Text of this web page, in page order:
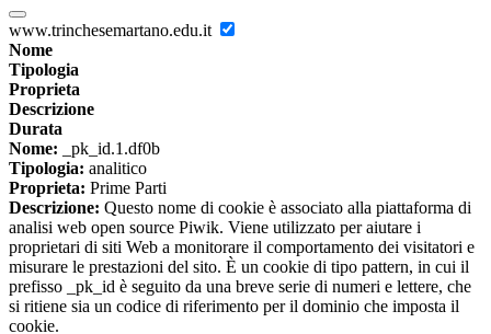
www.trinchesemartano.edu.it
Nome
Tipologia
Proprieta
Descrizione
Durata
Nome: _pk_id.1.df0b
Tipologia: analitico
Proprieta: Prime Parti
Descrizione: Questo nome di cookie è associato alla piattaforma di
analisi web open source Piwik. Viene utilizzato per aiutare i
proprietari di siti Web a monitorare il comportamento dei visitatori e
misurare le prestazioni del sito. È un cookie di tipo pattern, in cui il
prefisso _pk_id è seguito da una breve serie di numeri e lettere, che
si ritiene sia un codice di riferimento per il dominio che imposta il
cookie.